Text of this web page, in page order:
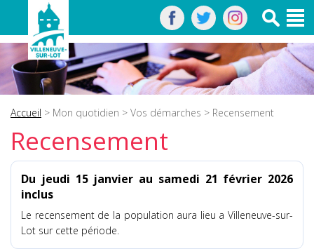
Accueil > Mon quotidien > Vos démarches > Recensement
Recensement
Du jeudi 15 janvier au samedi 21 février 2026
inclus
Le recensement de la population aura lieu a Villeneuve-sur-
Lot sur cette période.